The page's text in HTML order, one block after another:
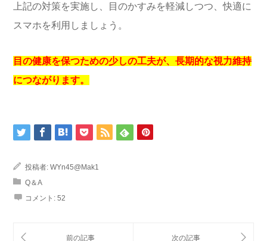
上記の対策を実施し、目のかすみを軽減しつつ、快適に
スマホを利用しましょう。
目の健康を保つための少しの工夫が、長期的な視力維持
につながります。
投稿者: WYn45@Mak1
Q＆A
コメント: 52